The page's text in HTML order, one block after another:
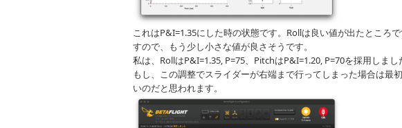
これはP&I=1.35にした時の状態です。Rollは良い値が出たところ
すので、もう少し小さな値が良さそうです。
私は、RollはP&I=1.35, P=75、PitchはP&I=1.20, P=70を採用しまし
もし、この調整でスライダーが右端まで行ってしまった場合は最
いのだと思われます。